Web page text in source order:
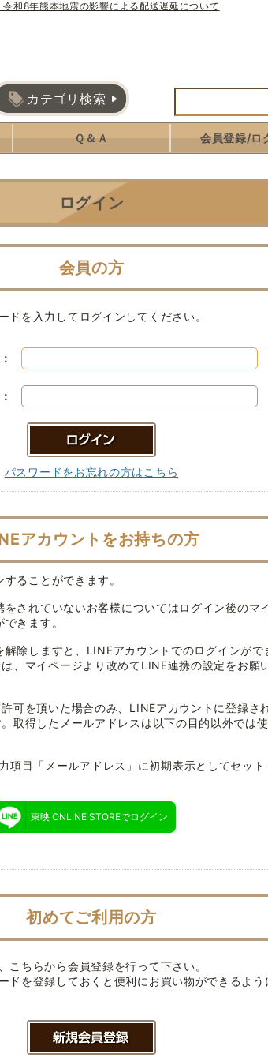
令和8年熊本地震の影響による配送遅延について
カテゴリ検索
Ｑ＆Ａ 会員登録/ロ
ログイン
会員の方
ドを入力してログインしてください。
パスワードをお忘れの方はこちら
アカウントをお持ちの方
ることができます。
されていないお客様についてはログイン後のマ
きます。
除しますと、LINEアカウントでのログインがで
、マイページより改めてLINE連携の設定をお願
可を頂いた場合のみ、LINEアカウントに登録さ
取得したメールアドレスは以下の目的以外では
項目「メールアドレス」に初期表示としてセット
東映 ONLINE STOREでログイン
初めてご利用の方
こちらから会員登録を行って下さい。
ドを登録しておくと便利にお買い物ができるよう